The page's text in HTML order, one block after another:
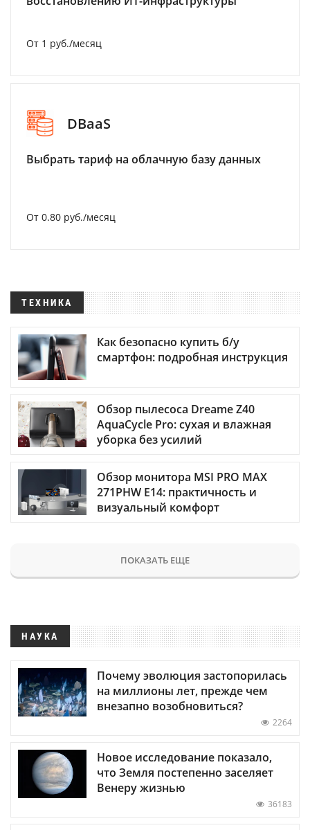
От 1 руб./месяц
DBaaS
Выбрать тариф на облачную базу данных
От 0.80 руб./месяц
ТЕХНИКА
Как безопасно купить б/у
смартфон: подробная инструкция
Обзор пылесоса Dreame Z40
AquaCycle Pro: сухая и влажная
уборка без усилий
Обзор монитора MSI PRO MAX
271PHW E14: практичность и
визуальный комфорт
ПОКАЗАТЬ ЕЩЕ
НАУКА
Почему эволюция застопорилась
на миллионы лет, прежде чем
внезапно возобновиться?
2264
Новое исследование показало,
что Земля постепенно заселяет
Венеру жизнью
36183